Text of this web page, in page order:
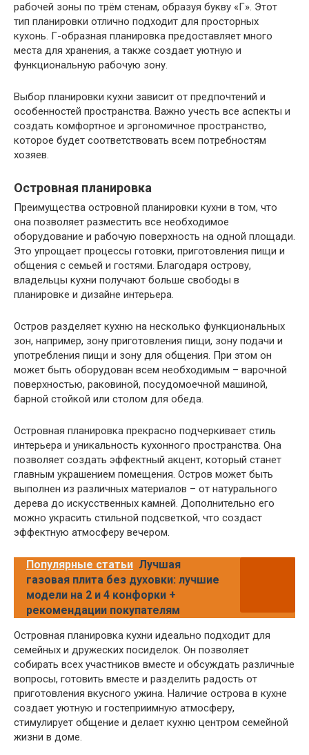
рабочей зоны по трём стенам, образуя букву «Г». Этот
тип планировки отлично подходит для просторных
кухонь. Г-образная планировка предоставляет много
места для хранения, а также создает уютную и
функциональную рабочую зону.
Выбор планировки кухни зависит от предпочтений и
особенностей пространства. Важно учесть все аспекты и
создать комфортное и эргономичное пространство,
которое будет соответствовать всем потребностям
хозяев.
Островная планировка
Преимущества островной планировки кухни в том, что
она позволяет разместить все необходимое
оборудование и рабочую поверхность на одной площади.
Это упрощает процессы готовки, приготовления пищи и
общения с семьей и гостями. Благодаря острову,
владельцы кухни получают больше свободы в
планировке и дизайне интерьера.
Остров разделяет кухню на несколько функциональных
зон, например, зону приготовления пищи, зону подачи и
употребления пищи и зону для общения. При этом он
может быть оборудован всем необходимым – варочной
поверхностью, раковиной, посудомоечной машиной,
барной стойкой или столом для обеда.
Островная планировка прекрасно подчеркивает стиль
интерьера и уникальность кухонного пространства. Она
позволяет создать эффектный акцент, который станет
главным украшением помещения. Остров может быть
выполнен из различных материалов – от натурального
дерева до искусственных камней. Дополнительно его
можно украсить стильной подсветкой, что создаст
эффектную атмосферу вечером.
Популярные статьи Лучшая
газовая плита без духовки: лучшие
модели на 2 и 4 конфорки +
рекомендации покупателям
Островная планировка кухни идеально подходит для
семейных и дружеских посиделок. Он позволяет
собирать всех участников вместе и обсуждать различные
вопросы, готовить вместе и разделить радость от
приготовления вкусного ужина. Наличие острова в кухне
создает уютную и гостеприимную атмосферу,
стимулирует общение и делает кухню центром семейной
жизни в доме.